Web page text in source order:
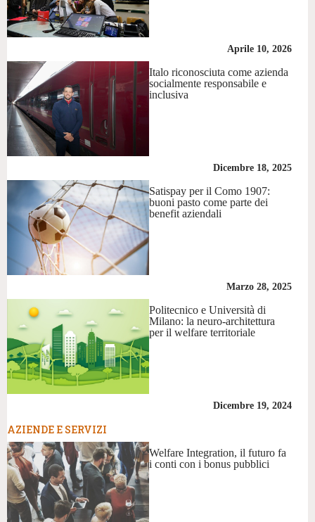
Aprile 10, 2026
Italo riconosciuta come azienda
socialmente responsabile e
inclusiva
Dicembre 18, 2025
Satispay per il Como 1907:
buoni pasto come parte dei
benefit aziendali
Marzo 28, 2025
Politecnico e Università di
Milano: la neuro-architettura
per il welfare territoriale
Dicembre 19, 2024
AZIENDE E SERVIZI
Welfare Integration, il futuro fa
i conti con i bonus pubblici